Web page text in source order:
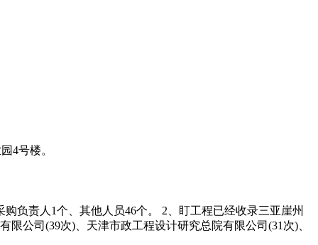
4号楼。
负责人1个、其他人员46个。 2、盯工程已经收录三亚崖州
公司(39次)、天津市政工程设计研究总院有限公司(31次)、